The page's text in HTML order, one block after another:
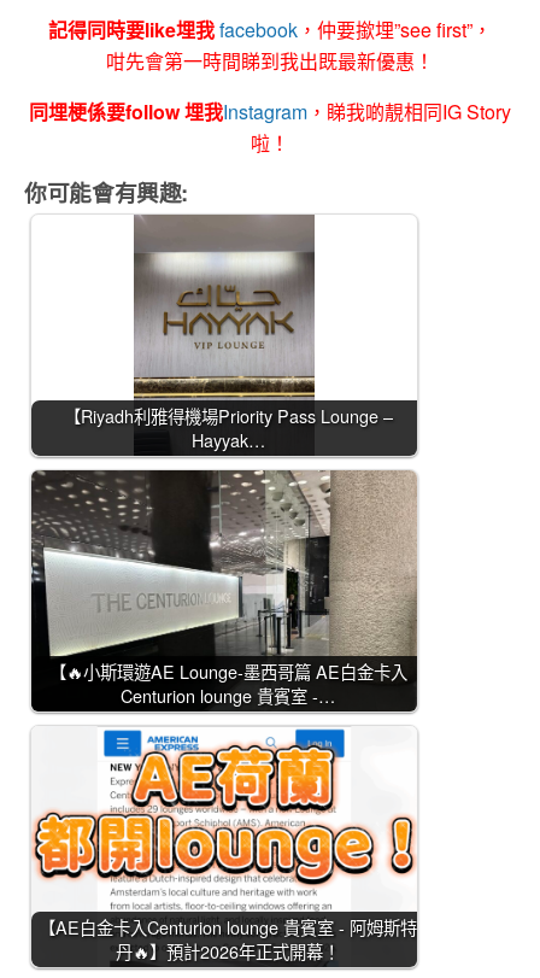
記得同時要like埋我facebook ，仲要撳埋”see first”，
咁先會第一時間睇到我出既最新優惠！
同埋梗係要follow 埋我Instagram ，睇我啲靚相同IG Story
啦！
你可能會有興趣:
【Riyadh利雅得機場Priority Pass Lounge –
Hayyak…
【🔥小斯環遊AE Lounge-墨西哥篇 AE白金卡入
Centurion lounge 貴賓室 -…
【AE白金卡入Centurion lounge 貴賓室 - 阿姆斯特
丹🔥】預計2026年正式開幕！